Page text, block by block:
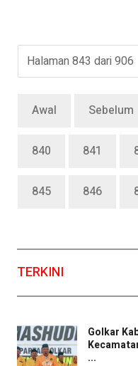
Halaman 843 dari 906
Awal Sebelum
840 841
845 846
TERKINI
Golkar
...